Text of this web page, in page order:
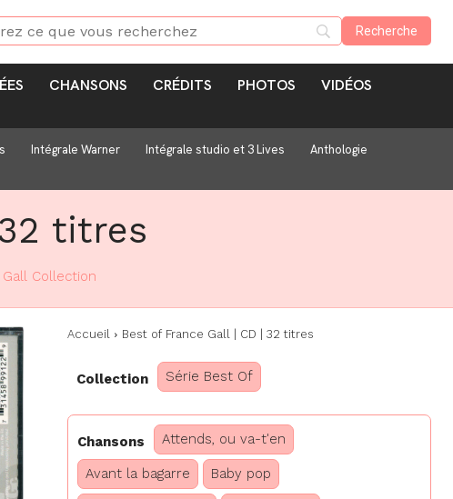
CHANSONS CRÉDITS PHOTOS
VIDÉOS
Intégrale Warner Intégrale studio et 3 Lives
Anthologie
titres
Gall Collection
Accueil Best of France Gall | CD | 32 titres
Collection Série Best Of
Chansons Attends, ou va-t'en
Avant la bagarre Baby pop